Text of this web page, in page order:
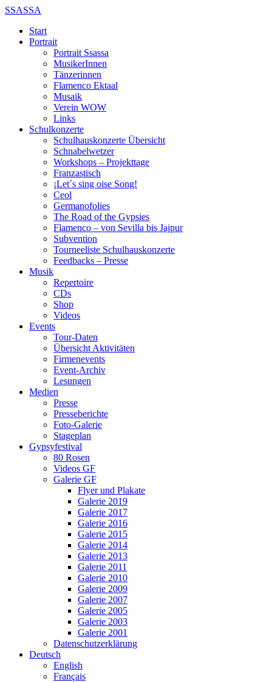
SSASSA
Start
Portrait
Portrait Ssassa
MusikerInnen
Tänzerinnen
Flamenco Ektaal
Musaik
Verein WOW
Links
Schulkonzerte
Schulhauskonzerte Übersicht
Schnabelwetzer
Workshops – Projekttage
Franzastisch
¡Let´s sing oise Song!
Ceol
Germanofolies
The Road of the Gypsies
Flamenco – von Sevilla bis Jajpur
Subvention
Tourneeliste Schulhauskonzerte
Feedbacks – Presse
Musik
Repertoire
CDs
Shop
Videos
Events
Tour-Daten
Übersicht Aktivitäten
Firmenevents
Event-Archiv
Lesungen
Medien
Presse
Presseberichte
Foto-Galerie
Stageplan
Gypsyfestival
80 Rosen
Videos GF
Galerie GF
Flyer und Plakate
Galerie 2019
Galerie 2017
Galerie 2016
Galerie 2015
Galerie 2014
Galerie 2013
Galerie 2011
Galerie 2010
Galerie 2009
Galerie 2007
Galerie 2005
Galerie 2003
Galerie 2001
Datenschutzerklärung
Deutsch
English
Français